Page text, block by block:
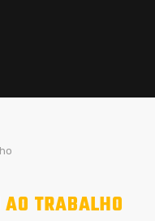
TRABALHO